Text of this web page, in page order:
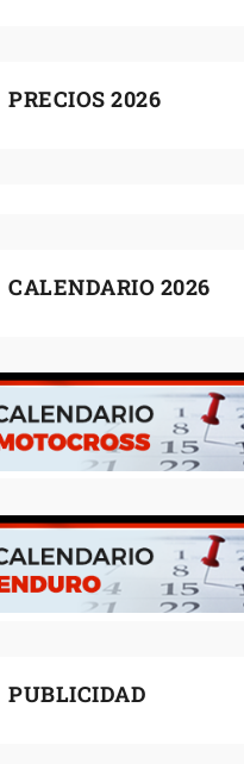
PRECIOS 2026
CALENDARIO 2026
PUBLICIDAD